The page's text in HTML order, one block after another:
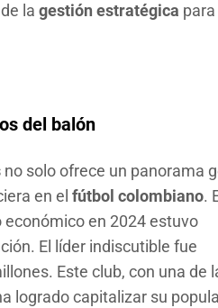
la gestión estratégica para
del balón
no solo ofrece un panorama
en el fútbol colombiano.
en 2024 estuvo
El líder indiscutible fue
Este club, con una de
logrado capitalizar su